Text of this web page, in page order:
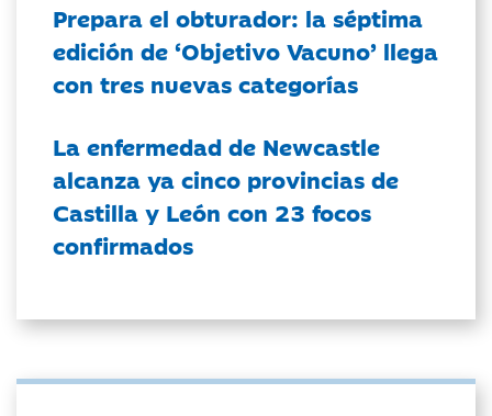
Prepara el obturador: la séptima
edición de ‘Objetivo Vacuno’ llega
con tres nuevas categorías
La enfermedad de Newcastle
alcanza ya cinco provincias de
Castilla y León con 23 focos
confirmados